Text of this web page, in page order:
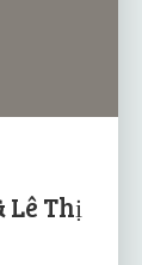
Lê Thị